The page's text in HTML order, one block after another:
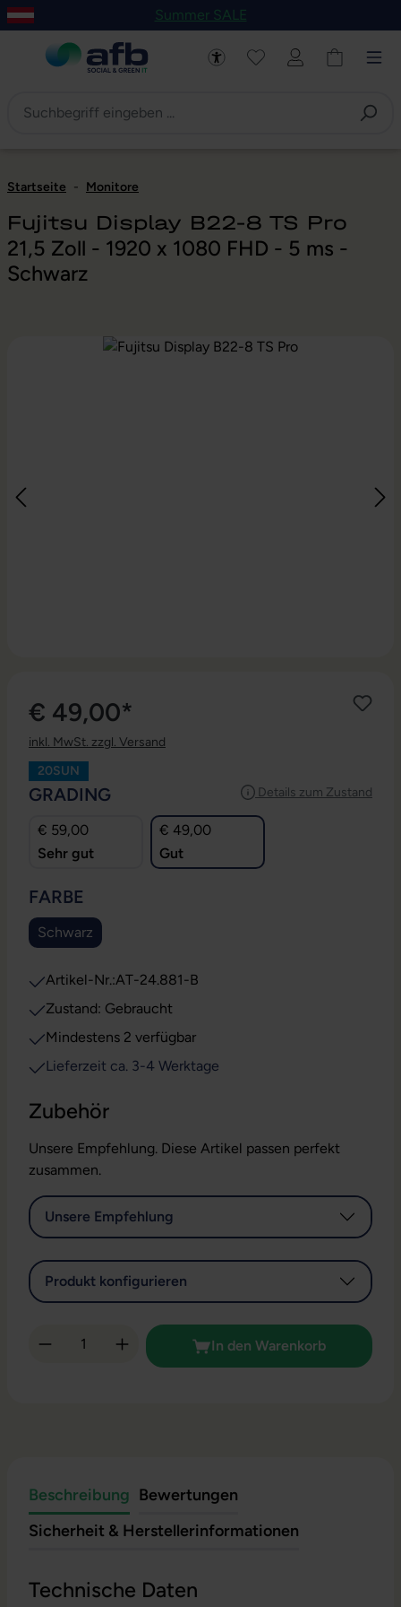
Hauptinhalt springen
Zur Navigation der B2B-Plattform springen
Summer SALE
Startseite - Monitore
Fujitsu Display B22-8 TS Pro
21,5 Zoll - 1920 x 1080 FHD - 5 ms -
Schwarz
Bildergalerie überspringen
€ 49,00*
inkl. MwSt. zzgl. Versand
20SUN
Details zum Zustand
GRADING
€ 59,00
Sehr gut
€ 49,00
Gut
FARBE
Schwarz
Artikel-Nr.:AT-24.881-B
Zustand: Gebraucht
Mindestens 2 verfügbar
Lieferzeit ca. 3-4 Werktage
Zubehör
Unsere Empfehlung. Diese Artikel passen perfekt
zusammen.
Unsere Empfehlung
Produkt konfigurieren
Produkt Anzahl: Gib den gewünschten
In den Warenkorb
Beschreibung Bewertungen
Sicherheit & Herstellerinformationen
Technische Daten